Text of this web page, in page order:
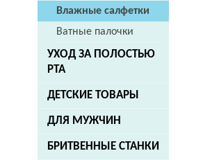
Влажные салфетки
Ватные палочки
УХОД ЗА ПОЛОСТЬЮ
РТА
ДЕТСКИЕ ТОВАРЫ
ДЛЯ МУЖЧИН
БРИТВЕННЫЕ СТАНКИ